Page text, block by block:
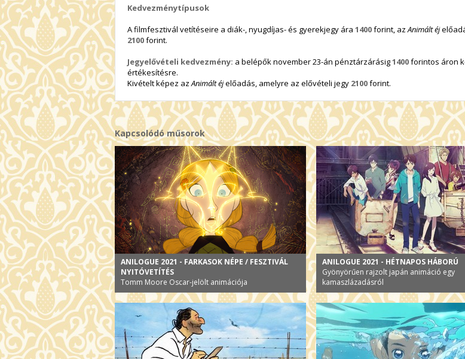
Kedvezménytípusok
A filmfesztivál vetítéseire a diák-, nyugdíjas- és gyerekjegy ára 1400forint, az Animált éj
2100forint.
Jegyelővételi kedvezmény: a belépők november 23-án pénztárzárásig1400forintos áron
értékesítésre.
Kivételt képez az Animált éjelőadás, amelyre az elővételi jegy 2100forint.
Kapcsolódó műsorok
ANILOGUE 2021 - FARKASOK NÉPE / FESZTIVÁL
NYITÓVETÍTÉS
Tomm Moore Oscar-jelölt animációja
ANILOGUE 2021 - HÉTNAPOS HÁBORÚ
Gyönyörűen rajzolt japán animáció egy
kamaszlázadásról